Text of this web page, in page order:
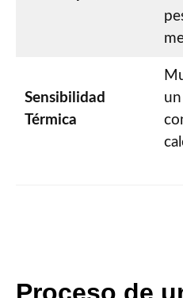
Sensibilidad
Térmica